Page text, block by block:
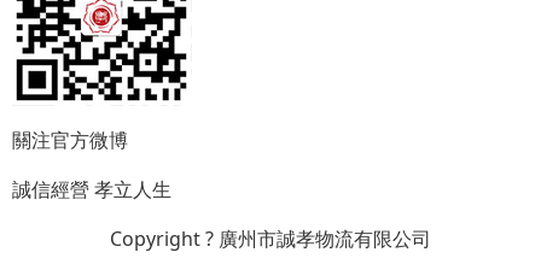
關注官方微博
誠信經營孝立人生
Copyright ? 廣州市誠孝物流有限公司